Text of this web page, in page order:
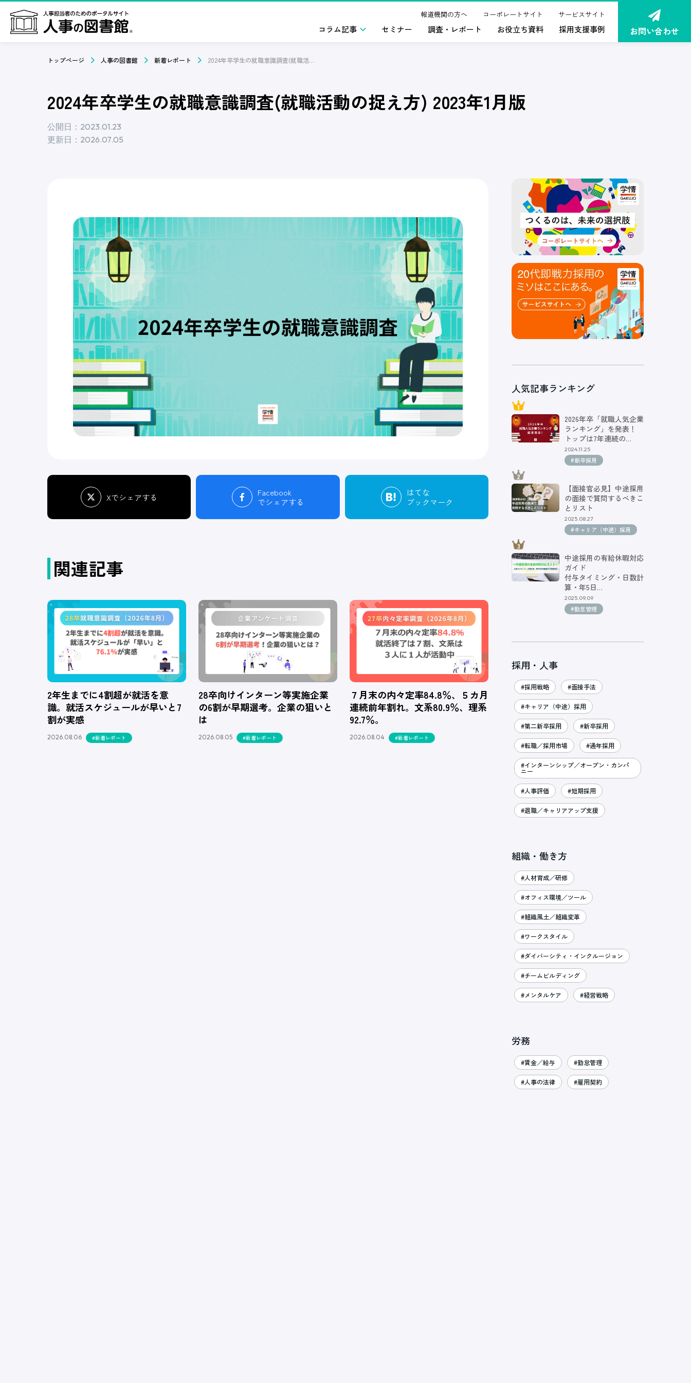
報道機関の方へ コーポレートサイト サービスサイト
コラム記事 セミナー 調査・レポート お役立ち資料 採用支援事例 お問い合わせ
トップページ 人事の図書館 新着レポート 2024年卒学生の就職意識調査(就職活動の捉え方) 2023年1月版
2024年卒学生の就職意識調査(就職活動の捉え方) 2023年1月版
公開日：2023.01.23
更新日：2026.07.05
Xでシェアする
Facebook
でシェアする
はてな
ブックマーク
関連記事
2年生までに4割超が就活を意
識。就活スケジュールが早いと7
割が実感
2026.08.06 #新着レポート
28卒向けインターン等実施企業
の6割が早期選考。企業の狙いと
は
2026.08.05 #新着レポート
７月末の内々定率84.8％、５カ月
連続前年割れ。文系80.9％、理系
92.7％。
2026.08.04 #新着レポート
人気記事ランキング
2026年卒「就職人気企業
ランキング」を発表！
トップは7年連続の…
2024.11.25
#新卒採用
【面接官必見】中途採用
の面接で質問するべきこ
とリスト
2025.08.27
#キャリア（中途）採用
中途採用の有給休暇対応
ガイド
付与タイミング・日数計
算・年5日…
2025.09.09
#勤怠管理
採用・人事
#採用戦略 #面接手法
#キャリア（中途）採用
#第二新卒採用 #新卒採用
#転職／採用市場 #通年採用
#インターンシップ／オープン・カンパ
ニー
#人事評価 #短期採用
#退職／キャリアアップ支援
組織・働き方
#人材育成／研修
#オフィス環境／ツール
#組織風土／組織変革
#ワークスタイル
#ダイバーシティ・インクルージョン
#チームビルディング
#メンタルケア #経営戦略
労務
#賃金／給与 #勤怠管理
#人事の法律 #雇用契約